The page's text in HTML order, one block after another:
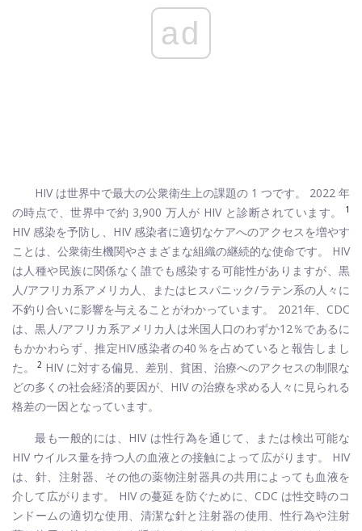
ad
HIV は世界中で最大の公衆衛生上の課題の 1 つです。 2022 年
の時点で、世界中で約 3,900 万人が HIV と診断されています。
1
HIV 感染を予防し、HIV 感染者に適切なケアへのアクセスを増やす
ことは、公衆衛生機関やさまざまな組織の継続的な使命です。 HIV
は人種や民族に関係なく誰でも感染する可能性がありますが、黒
人/アフリカ系アメリカ人、またはヒスパニック/ラテン系の人々に
不釣り合いに影響を与えることがわかっています。 2021年、CDC
は、黒人/アフリカ系アメリカ人は米国人口のわずか12％であるに
もかかわらず、推定HIV感染者の40％を占めていると報告しまし
た。
2 HIV に対する偏見、差別、貧困、治療へのアクセスの制限な
どの多くの社会経済的要因が、HIV の治療を求める人々に見られる
格差の一因となっています。
最も一般的には、HIV は性行為を通じて、または検出可能な
HIV ウイルス量を持つ人の血液との接触によって広がります。 HIV
は、針、注射器、その他の薬物注射器具の共用によっても血液を
介して広がります。 HIV の蔓延を防ぐために、CDC は性交時のコ
ンドームの適切な使用、清潔な針と注射器の使用、性行為や注射